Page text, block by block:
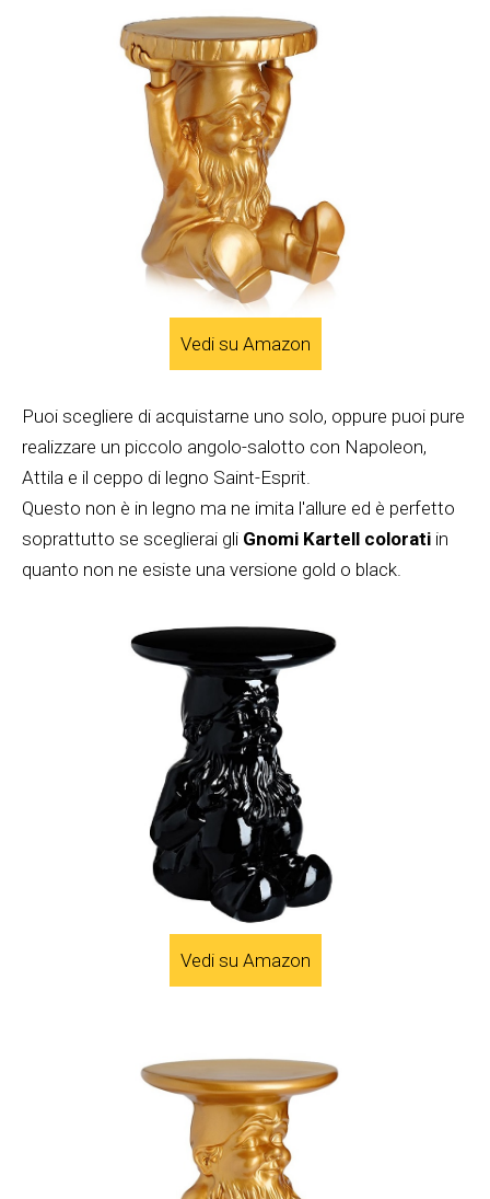
Vedi su Amazon
Puoi scegliere di acquistarne uno solo, oppure puoi pure
realizzare un piccolo angolo-salotto con Napoleon,
Attila e il ceppo di legno Saint-Esprit.
Questo non è in legno ma ne imita l'allure ed è perfetto
soprattutto se sceglierai gli Gnomi Kartell colorati in
quanto non ne esiste una versione gold o black.
Vedi su Amazon